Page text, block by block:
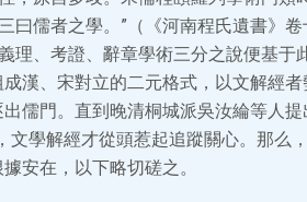
曰儒者之學。”（《河南程氏遺書》
理、考證、辭章學術三分之說便基于
漢、宋對立的二元格式，以文解經
儒門。直到晚清桐城派吳汝綸等人
文學解經才從頭惹起追蹤關心。那么
安在，以下略切磋之。